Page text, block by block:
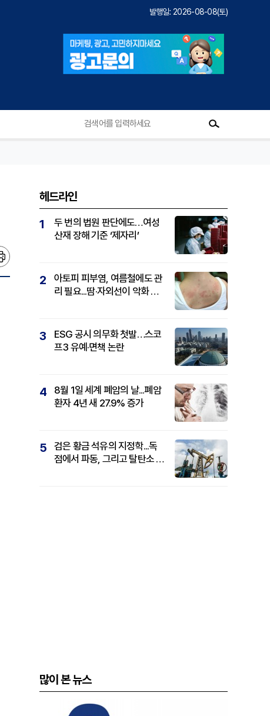
발행일: 2026-08-08(토)
헤드라인
1
두 번의 법원 판단에도…여성
산재 장해 기준 ‘제자리’
2
아토피 피부염, 여름철에도 관
리 필요...땀·자외선이 악화 요
3
ESG 공시 의무화 첫발…스코
프3 유예·면책 논란
4
8월 1일 세계 폐암의 날...폐암
환자 4년 새 27.9% 증가
5
검은 황금 석유의 지정학...독
점에서 파동, 그리고 탈탄소 패
많이 본 뉴스